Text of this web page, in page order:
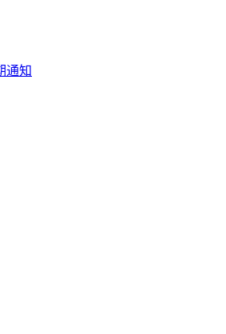
通知